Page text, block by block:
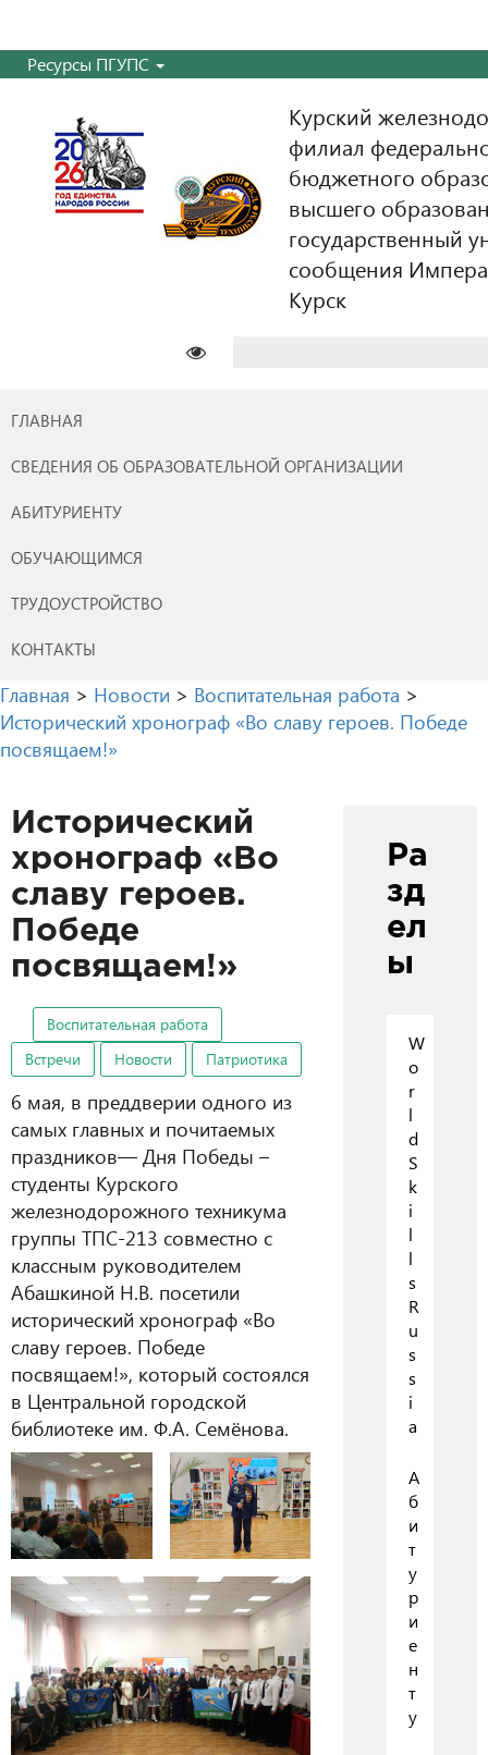
Ресурсы ПГУПС
Курский
филиал
бюджетного
высшего
государственный
сообщения
Курск
ГЛАВНАЯ
СВЕДЕНИЯ ОБ ОБРАЗОВАТЕЛЬНОЙ ОРГАНИЗАЦИИ
АБИТУРИЕНТУ
ОБУЧАЮЩИМСЯ
ТРУДОУСТРОЙСТВО
КОНТАКТЫ
Главная > Новости > Воспитательная работа >
Исторический хронограф «Во славу героев. Победе
посвящаем!»
Исторический
хронограф «Во
славу героев.
Победе
посвящаем!»
Воспитательная работа
Встречи
Новости Патриотика
6 мая, в преддверии одного из
самых главных и почитаемых
праздников— Дня Победы –
студенты Курского
железнодорожного техникума
группы ТПС-213 совместно с
классным руководителем
Абашкиной Н.В. посетили
исторический хронограф «Во
славу героев. Победе
посвящаем!», который состоялся
в Центральной городской
библиотеке им. Ф.А. Семёнова.
Ра
зд
ел
ы
W
o
r
l
d
S
k
i
l
l
s
R
u
s
s
i
a
А
б
и
т
у
р
и
е
н
т
у